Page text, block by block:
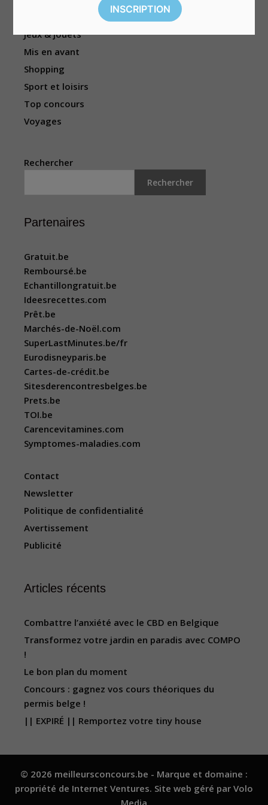
Jeux & jouets
Mis en avant
Shopping
Sport et loisirs
Top concours
Voyages
Rechercher
Rechercher
Partenaires
Gratuit.be
Remboursé.be
Echantillongratuit.be
Ideesrecettes.com
Prêt.be
Marchés-de-Noël.com
SuperLastMinutes.be/fr
Eurodisneyparis.be
Cartes-de-crédit.be
Sitesderencontresbelges.be
Prets.be
TOI.be
Carencevitamines.com
Symptomes-maladies.com
Contact
Newsletter
Politique de confidentialité
Avertissement
Publicité
Articles récents
Combattre l’anxiété avec le CBD en Belgique
Transformez votre jardin en paradis avec COMPO
!
Le bon plan du moment
Concours : gagnez vos cours théoriques du
permis belge !
|| EXPIRÉ || Remportez votre tiny house
© 2026 meilleursconcours.be - Marque et domaine :
propriété de Internet Ventures. Site web géré par Volo